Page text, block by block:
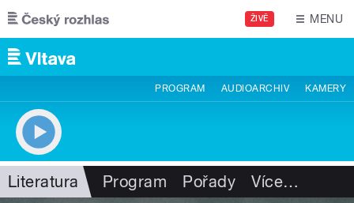
Přejít k hlavnímu obsahu
ŽIVĚ MENU
PROGRAM AUDIOARCHIV KAMERY
Literatura Program Pořady Více…